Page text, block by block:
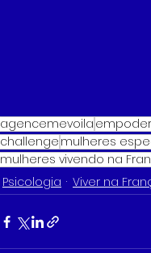
agencemevoila
challenge mulheres
mulheres vivendo na
Psicologia
Viver na